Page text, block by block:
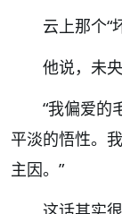
云上那个“
他说，未央
“我偏爱的
平淡的悟性。
主因。 ”